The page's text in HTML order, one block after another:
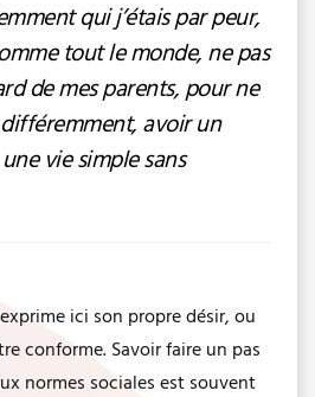
qui j’étais par peur,
tout le monde, ne pas
de mes parents, pour ne
avoir un
vie simple sans
ici son propre désir, ou
conforme. Savoir faire un pas
normes sociales est souvent